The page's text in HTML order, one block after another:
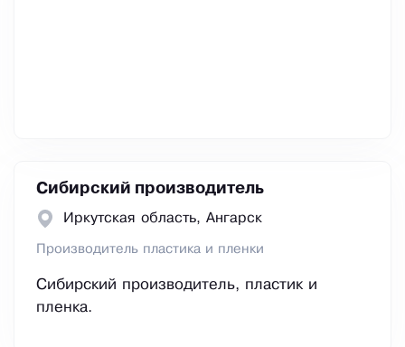
Сибирский производитель
Иркутская область, Ангарск
Производитель пластика и пленки
Сибирский производитель, пластик и
пленка.